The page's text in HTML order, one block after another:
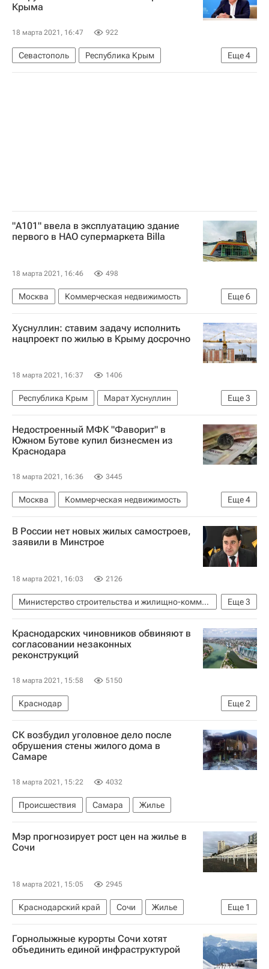
Крыма
18 марта 2021, 16:47 922
Еще4
Севастополь
Республика Крым
Владимир Путин
Марат Хуснуллин
ЖКХ
"А101" ввела в эксплуатацию здание
первого в НАО супермаркета Billa
18 марта 2021, 16:46 498
Еще6
Москва
Коммерческая недвижимость
Сафмар
ГК "А101"
Billa (сеть магазинов)
Строительство
Торговая недвижимость
Хуснуллин: ставим задачу исполнить
нацпроект по жилью в Крыму досрочно
18 марта 2021, 16:37 1406
Еще3
Республика Крым
Марат Хуснуллин
Жилье
Строительство Нацпроекты
Недостроенный МФК "Фаворит" в
Южном Бутове купил бизнесмен из
Краснодара
18 марта 2021, 16:36 3445
Еще4
Москва
Коммерческая недвижимость
Сафмар
Торговые центры
Торговая недвижимость
Сделки
В России нет новых жилых самостроев,
заявили в Минстрое
18 марта 2021, 16:03 2126
Еще3
Министерство строительства и жилищно-коммунального хозяйства РФ (Минстрой России)
Никита Стасишин
Жилье Самострой
Краснодарских чиновников обвиняют в
согласовании незаконных
реконструкций
18 марта 2021, 15:58 5150
Еще2
Краснодар
Федеральная служба безопасности РФ (ФСБ России)
Жилье
СК возбудил уголовное дело после
обрушения стены жилого дома в
Самаре
18 марта 2021, 15:22 4032
Происшествия Самара Жилье
Мэр прогнозирует рост цен на жилье в
Сочи
18 марта 2021, 15:05 2945
Еще 1
Краснодарский край Сочи
Жилье
Алексей Копайгородский
Горнолыжные курорты Сочи хотят
объединить единой инфраструктурой